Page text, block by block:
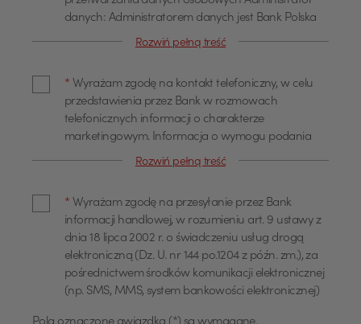
danych: Administratorem danych jest Bank Polska
Kasa Opieki Spółka Akcyjna z siedzibą w Warszawie,
skontaktować poprzez adres email
info@pekao.com.pl, telefonicznie pod numerem 519
222 222 lub pisemnie: Bank Pekao SA - Centrala, ul.
Żubra 1, 01-066 Warszawa. U administratora
danych osobowych wyznaczony jest Inspektor
poprzez adres email: IOD@pekao.com.pl lub
pisemnie: Bank Pekao SA - Centrala, ul. Żubra 1, 01-
066 Warszawa. Z Inspektorem Ochrony Danych
można się kontaktować we wszystkich sprawach
dotyczących przetwarzania danych osobowych.
Cele przetwarzania oraz podstawa prawna
przetwarzania Pani/Pana dane będą
przetwarzane w celu: marketingu produktów i
Rozwiń pełną treść
* Wyrażam zgodę na kontakt telefoniczny, w celu
przedstawienia przez Bank w rozmowach
telefonicznych informacji o charakterze
marketingowym. Informacja o wymogu podania
danych Podanie danych osobowych dla celów
profilowanie dla określania preferencji lub potrzeb
w zakresie produktów lub usług oraz
przedstawienia odpowiedniej oferty, przez Bank
Polska Kasa Opieki Spółka Akcyjna z siedzibą w
Warszawie, ul. Żubra 1 ("Bank"), jako administratora,
w celu marketingu bezpośredniego produktów lub
usług Banku oraz na kontakt telefoniczny, w celu
Rozwiń pełną treść
* Wyrażam zgodę na przesyłanie przez Bank
informacji handlowej, w rozumieniu art. 9 ustawy z
dnia 18 lipca 2002 r. o świadczeniu usług drogą
elektroniczną (Dz. U. nr 144 po.1204 z późn. zm.), za
pośrednictwem środków komunikacji elektronicznej
(np. SMS, MMS, system bankowości elektronicznej)